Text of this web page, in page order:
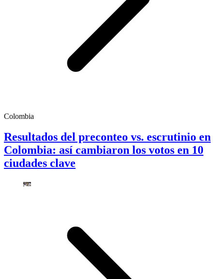
Colombia
Resultados del preconteo vs. escrutinio en
Colombia: así cambiaron los votos en 10
ciudades clave